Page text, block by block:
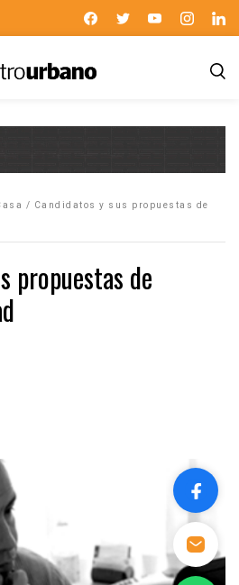
/ Candidatos y sus propuestas de
propuestas de